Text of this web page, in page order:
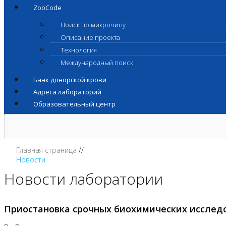
ZooCode
Поиск по микрочипу
Описание проекта
Технология
Международный поиск
Банк донорской крови
Адреса лабораторий
Образовательный центр
Главная страница
Новости
Новости лаборатории
Приостановка срочных биохимических